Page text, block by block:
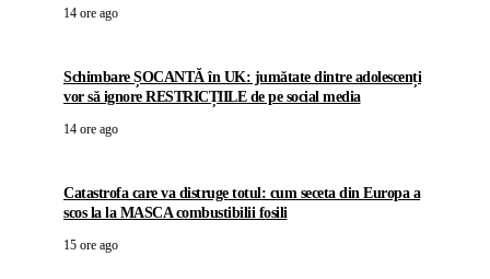
14 ore ago
Schimbare ȘOCANTĂ în UK: jumătate dintre adolescenți
vor să ignore RESTRICȚIILE de pe social media
14 ore ago
Catastrofa care va distruge totul: cum seceta din Europa a
scos la la MASCA combustibilii fosili
15 ore ago